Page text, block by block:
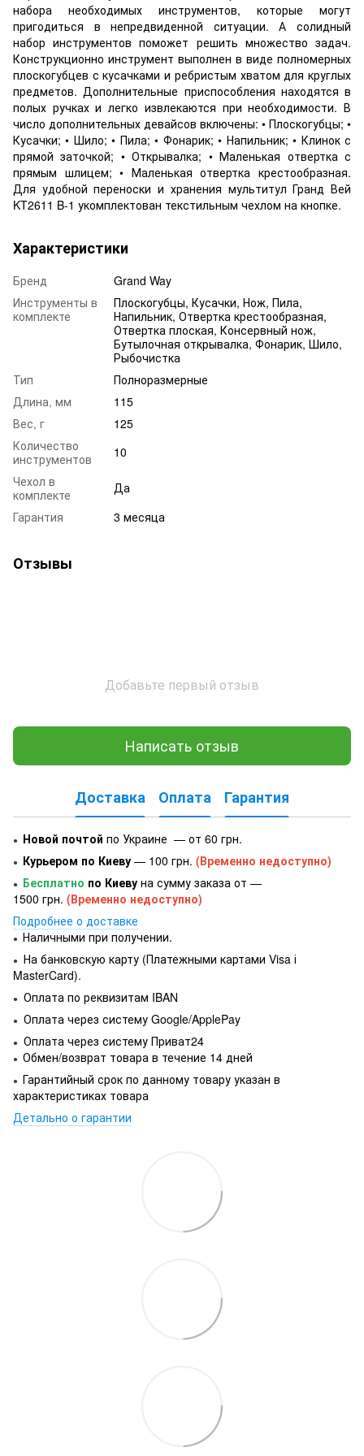
набора необходимых инструментов, которые могут
пригодиться в непредвиденной ситуации. А солидный
набор инструментов поможет решить множество задач.
Конструкционно инструмент выполнен в виде полномерных
плоскогубцев с кусачками и ребристым хватом для круглых
предметов. Дополнительные приспособления находятся в
полых ручках и легко извлекаются при необходимости. В
число дополнительных девайсов включены: • Плоскогубцы; •
Кусачки; • Шило; • Пила; • Фонарик; • Напильник; • Клинок с
прямой заточкой; • Открывалка; • Маленькая отвертка с
прямым шлицем; • Маленькая отвертка крестообразная.
Для удобной переноски и хранения мультитул Гранд Вей
KT2611 B-1 укомплектован текстильным чехлом на кнопке.
Характеристики
Бренд
Grand Way
Инструменты в
комплекте
Плоскогубцы, Кусачки, Нож, Пила,
Напильник, Отвертка крестообразная,
Отвертка плоская, Консервный нож,
Бутылочная открывалка, Фонарик, Шило,
Рыбочистка
Тип
Полноразмерные
Длина, мм
115
Вес, г
125
Количество
инструментов
10
Чехол в
комплекте
Да
Гарантия
3 месяца
Отзывы
Добавьте первый отзыв
Написать отзыв
Доставка Оплата Гарантия
● Новой почтой по Украине — от 60 грн.
● Курьером по Киеву — 100 грн. (Временно недоступно)
● Бесплатно по Киеву на сумму заказа от —
1500 грн. (Временно недоступно)
Подробнее о доставке
● Наличными при получении.
● На банковскую карту (Платежными картами Visa і
MasterCard).
● Оплата по реквизитам IBAN
● Оплата через систему Google/ApplePay
● Оплата через систему Приват24
● Обмен/возврат товара в течение 14 дней
● Гарантийный срок по данному товару указан в
характеристиках товара
Детально о гарантии